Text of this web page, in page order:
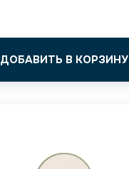
ДОБАВИТЬ В КОРЗИНУ